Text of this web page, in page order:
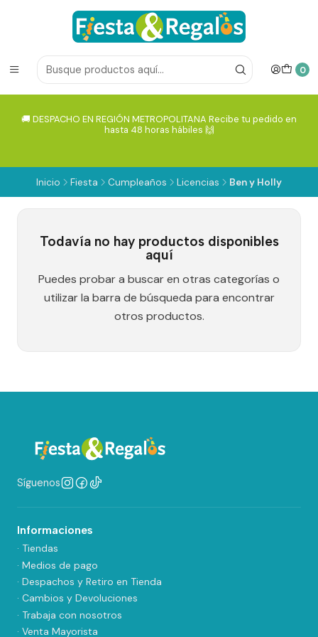
0
🚚 DESPACHO EN REGIÓN METROPOLITANA Recibe tu pedido en
hasta 48 horas hábiles 🙌
Inicio Fiesta Cumpleaños Licencias Ben y Holly
Todavía no hay productos disponibles
aquí
Puedes probar a buscar en otras categorías o
utilizar la barra de búsqueda para encontrar
otros productos.
Síguenos
Informaciones
· Tiendas
· Medios de pago
· Despachos y Retiro en Tienda
· Cambios y Devoluciones
· Trabaja con nosotros
· Venta Mayorista